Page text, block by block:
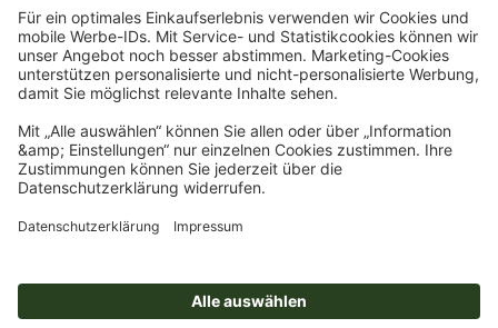
Mindestbestellwert. Mehrfach einlösbar. Keine Barauszahlung. Nicht mit weiteren
Aktionen kombinierbar. Die Aktion gilt bis einschliesslich 31.08.2026.
3 Einfach den Gutscheincode STICKYNOTES26-20 im dafür vorgesehenen Feld im
Warenkorb eintragen und auf ausgewählte Produkte sparen. Kein
Aktionen kombinierbar. Die Aktion gilt bis einschliesslich 31.08.2026.
4Sie erhalten zunächst eine E-Mail, in der Sie die Anmeldung zum Newsletter durch
einen Klick bestätigen. Erst dann senden wir Ihnen den Rabattcode und künftig
Maximale Höhe des Rabatts: 150 CHF des Bestellwerts (netto). Einmalig einlösbar.